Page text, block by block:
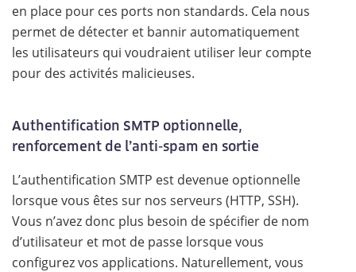
en place pour ces ports non standards. Cela nous
permet de détecter et bannir automatiquement
les utilisateurs qui voudraient utiliser leur compte
pour des activités malicieuses.
Authentification SMTP optionnelle,
renforcement de l’anti-spam en sortie
L’authentification SMTP est devenue optionnelle
lorsque vous êtes sur nos serveurs (HTTP, SSH).
Vous n’avez donc plus besoin de spécifier de nom
d’utilisateur et mot de passe lorsque vous
configurez vos applications. Naturellement, vous